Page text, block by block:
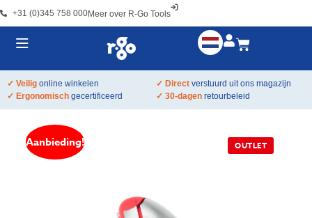
+31 (0)345 758 000Meer over R-Go Tools
✓ Veilig online winkelen ✓ Direct verstuurd uit ons magazijn
✓ Ergonomisch gecertificeerd ✓ 30-dagen retourbeleid
Aanbieding! OUTLET